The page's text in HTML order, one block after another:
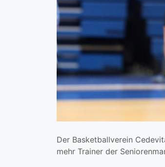
Der Basketballverein
mehr Trainer der